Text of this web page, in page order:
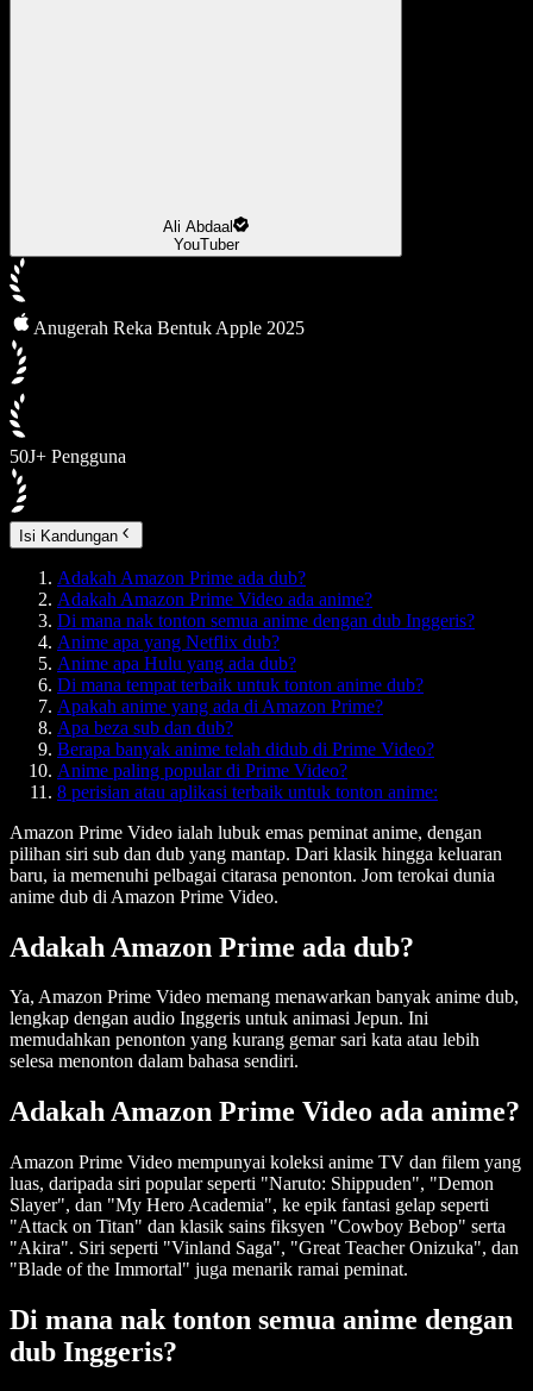
Ali Abdaal
YouTuber
Anugerah Reka Bentuk Apple 2025
50J+ Pengguna
Isi Kandungan
Adakah Amazon Prime ada dub?
Adakah Amazon Prime Video ada anime?
Di mana nak tonton semua anime dengan dub Inggeris?
Anime apa yang Netflix dub?
Anime apa Hulu yang ada dub?
Di mana tempat terbaik untuk tonton anime dub?
Apakah anime yang ada di Amazon Prime?
Apa beza sub dan dub?
Berapa banyak anime telah didub di Prime Video?
Anime paling popular di Prime Video?
8 perisian atau aplikasi terbaik untuk tonton anime:
Amazon Prime Video ialah lubuk emas peminat anime, dengan
pilihan siri sub dan dub yang mantap. Dari klasik hingga keluaran
baru, ia memenuhi pelbagai citarasa penonton. Jom terokai dunia
anime dub di Amazon Prime Video.
Adakah Amazon Prime ada dub?
Ya, Amazon Prime Video memang menawarkan banyak anime dub,
lengkap dengan audio Inggeris untuk animasi Jepun. Ini
memudahkan penonton yang kurang gemar sari kata atau lebih
selesa menonton dalam bahasa sendiri.
Adakah Amazon Prime Video ada anime?
Amazon Prime Video mempunyai koleksi anime TV dan filem yang
luas, daripada siri popular seperti "Naruto: Shippuden", "Demon
Slayer", dan "My Hero Academia", ke epik fantasi gelap seperti
"Attack on Titan" dan klasik sains fiksyen "Cowboy Bebop" serta
"Akira". Siri seperti "Vinland Saga", "Great Teacher Onizuka", dan
"Blade of the Immortal" juga menarik ramai peminat.
Di mana nak tonton semua anime dengan
dub Inggeris?